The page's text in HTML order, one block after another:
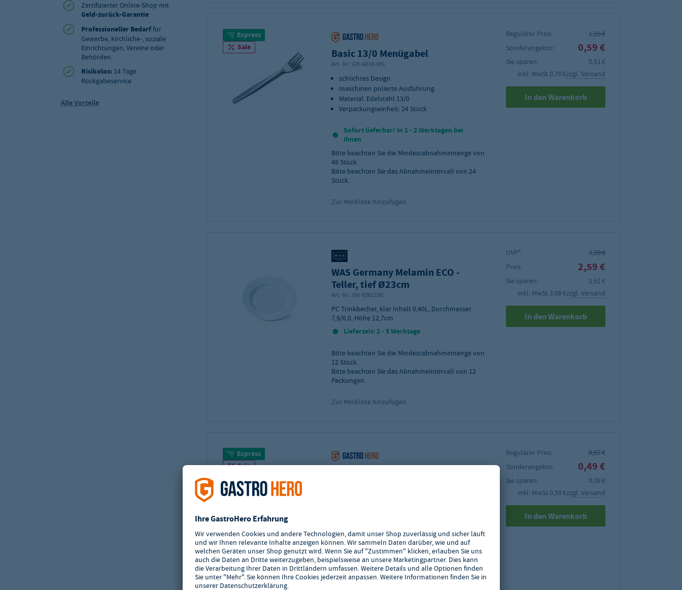
Zertifizierter Online-Shop mit
Geld-zurück-Garantie
Professioneller Bedarffür
Gewerbe, kirchliche-, soziale
Einrichtungen, Vereine oder
Behörden
Risikolos: 14 Tage
Rückgabeservice
Alle Vorteile
Express
Sale
Basic 13/0 Menügabel
Art.-Nr.: GH-A018-MG
schlichtes Design
maschinen polierte Ausführung
Material: Edelstahl 13/0
Verpackungseinheit: 24 Stück
Sofort lieferbar! In 1 - 2 Werktagen bei
Ihnen
Bitte beachten Sie die Mindestabnahmemenge von
48 Stück.
Bitte beachten Sie das Abnahmeintervall von 24
Stück.
Zur Merkliste hinzufügen
Regulärer Preis:
1,10 €
Sonderangebot:
0,59 €
Sie sparen:
0,51 €
inkl. MwSt.0,70 €zzgl. Versand
In den Warenkorb
WAS Germany Melamin ECO -
Teller, tief Ø23cm
Art.-Nr.: GH-9361230
PC Trinkbecher, klar Inhalt 0,40L, Durchmesser
7,9/6,0, Höhe 12,7cm
Lieferzeit: 2 - 5 Werktage
Bitte beachten Sie die Mindestabnahmemenge von
12 Stück.
Bitte beachten Sie das Abnahmeintervall von 12
Packungen.
Zur Merkliste hinzufügen
UVP²:
3,20 €
Preis:
2,59 €
Sie sparen:
0,61 €
inkl. MwSt.3,08 €zzgl. Versand
In den Warenkorb
Express
Sale
Sofort lieferbar! In 1 - 2 Werktagen bei
Ihnen
Bitte beachten Sie die Mindestabnahmemenge von
48Stück.
Regulärer Preis:
0,87 €
Sonderangebot:
0,49 €
Sie sparen:
0,38 €
inkl. MwSt.0,58 €zzgl. Versand
In den Warenkorb